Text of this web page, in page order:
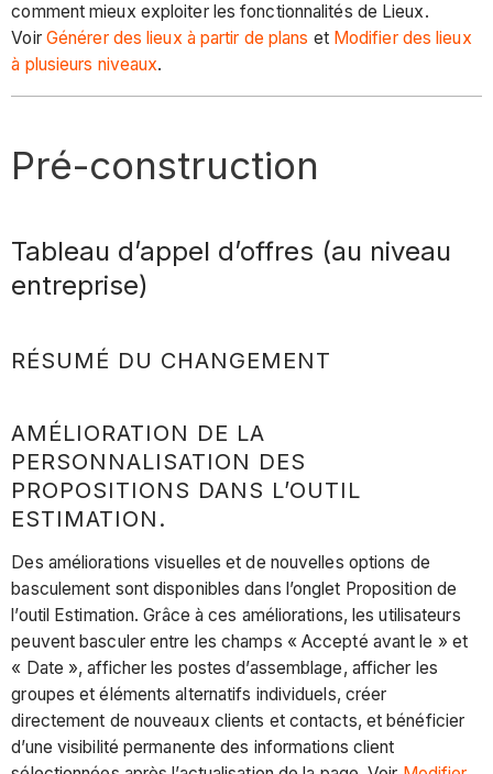
comment mieux exploiter les fonctionnalités de Lieux.
Voir Générer des lieux à partir de plans et Modifier des lieux
à plusieurs niveaux.
Pré-construction
Tableau d’appel d’offres (au niveau
entreprise)
RÉSUMÉ DU CHANGEMENT
AMÉLIORATION DE LA
PERSONNALISATION DES
PROPOSITIONS DANS L’OUTIL
ESTIMATION.
Des améliorations visuelles et de nouvelles options de
basculement sont disponibles dans l’onglet Proposition de
l’outil Estimation. Grâce à ces améliorations, les utilisateurs
peuvent basculer entre les champs « Accepté avant le » et
« Date », afficher les postes d’assemblage, afficher les
groupes et éléments alternatifs individuels, créer
directement de nouveaux clients et contacts, et bénéficier
d’une visibilité permanente des informations client